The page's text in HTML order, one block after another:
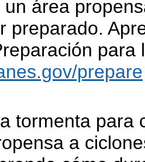
área
preparado.
prepare
tormenta para
a